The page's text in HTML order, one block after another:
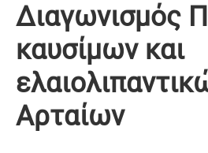
Διαγωνισμός
καυσίμων και
Αρταίων